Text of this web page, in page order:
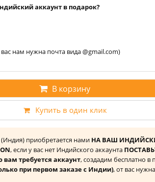
аккаунт в подарок?
вас нам нужна почта вида @gmail.com)
В корзину
Купить в один клик
приобретается нами НА ВАШ
, если у вас нет Индийского аккаунта
требуется аккаунт, создадим бесплатно в
при первом заказе с Индии), от вас